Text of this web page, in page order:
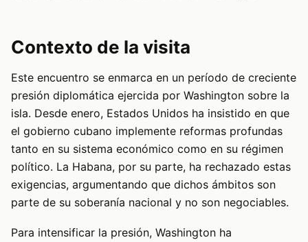
Contexto de la visita
Este encuentro se enmarca en un período de creciente
presión diplomática ejercida por Washington sobre la
isla. Desde enero, Estados Unidos ha insistido en que
el gobierno cubano implemente reformas profundas
tanto en su sistema económico como en su régimen
político. La Habana, por su parte, ha rechazado estas
exigencias, argumentando que dichos ámbitos son
parte de su soberanía nacional y no son negociables.
Para intensificar la presión, Washington ha